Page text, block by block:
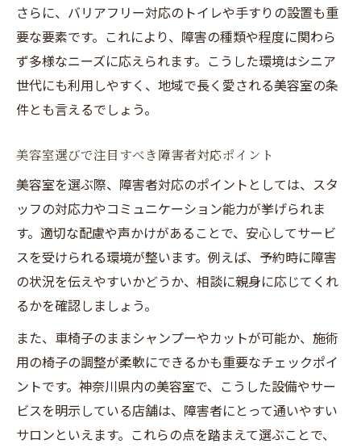
さらに、バリアフリー対応のトイレや手すりの設置も重
要な要素です。これにより、障害の種類や程度に関わら
ず多様なニーズに応えられます。こうした環境はシニア
世代にも利用しやすく、地域で長く愛される美容室の条
件とも言えるでしょう。
美容室選びで注目すべき障害者対応ポイント
美容室を選ぶ際、障害者対応のポイントとしては、スタ
ッフの対応力やコミュニケーション能力が挙げられま
す。適切な配慮や声かけがあることで、安心してサービ
スを受けられる環境が整います。例えば、予約時に障害
の状況を伝えやすいかどうか、相談に親身に応じてくれ
るかを確認しましょう。
また、車椅子のままシャンプーやカットが可能か、施術
用の椅子の調整が柔軟にできるかも重要なチェックポイ
ントです。神奈川県内の美容室で、こうした設備やサー
ビスを明示している店舗は、障害者にとって通いやすい
サロンといえます。これらの点を踏まえて選ぶことで、